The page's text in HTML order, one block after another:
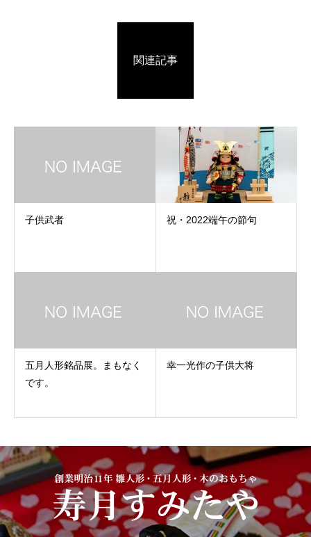
関連記事
子供武者 祝・2022端午の節句
五月人形銘品展。まもなく
です。
幸一光作の子供大将